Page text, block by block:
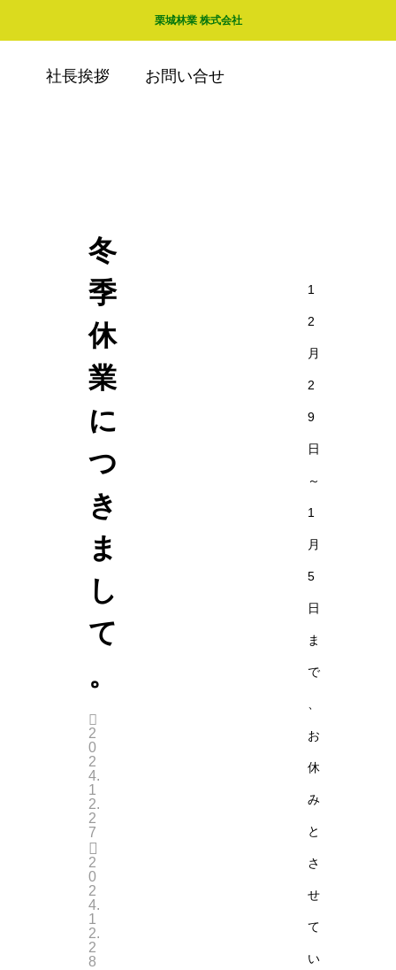
栗城林業 株式会社
社長挨拶 お問い合せ
冬
季
休
業
に
つ
き
ま
し
て
。
2
0
2
4.
1
2.
2
7
2
0
2
4.
1
2.
2
8
1
2
月
2
9
日
～
1
月
5
日
ま
で
お
休
み
と
さ
せ
て
い